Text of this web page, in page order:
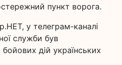
пункт ворога.
у телеграм-каналі
служби був
дій українських